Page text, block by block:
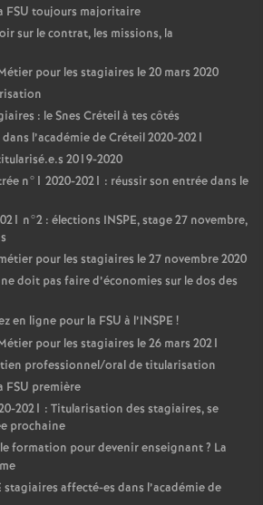
FSU toujours majoritaire
sur le contrat, les missions, la
pour les stagiaires le 20 mars 2020
: le Snes Créteil à tes côtés
l’académie de Créteil 2020-2021
2019-2020
n°1 2020-2021 : réussir son entrée dans le
n°2 : élections INSPE, stage 27 novembre,
pour les stagiaires le 27 novembre 2020
doit pas faire d’économies sur le dos des
en ligne pour la FSU à l’INSPE !
pour les stagiaires le 26 mars 2021
professionnel/oral de titularisation
FSU première
2021 : Titularisation des stagiaires, se
prochaine
formation pour devenir enseignant? La
stagiaires affecté-es dans l’académie de